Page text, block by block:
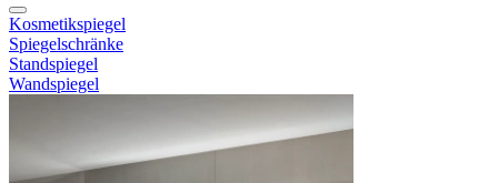
Kosmetikspiegel
Spiegelschränke
Standspiegel
Wandspiegel